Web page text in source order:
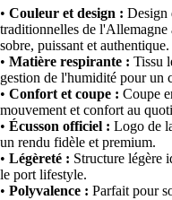
• Couleur et design : Design
traditionnelles de l'Allemagne
sobre, puissant et authentique.
• Matière respirante : Tissu
gestion de l'humidité pour un
• Confort et coupe : Coupe
mouvement et confort au
• Écusson officiel : Logo de
un rendu fidèle et premium.
• Légèreté : Structure légère
le port lifestyle.
• Polyvalence : Parfait pour